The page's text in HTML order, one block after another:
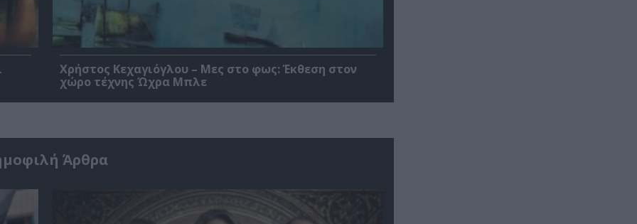
Χρήστος Κεχαγιόγλου – Μες στο φως: Έκθεση στον
χώρο τέχνης Ώχρα Μπλε
Άρθρα